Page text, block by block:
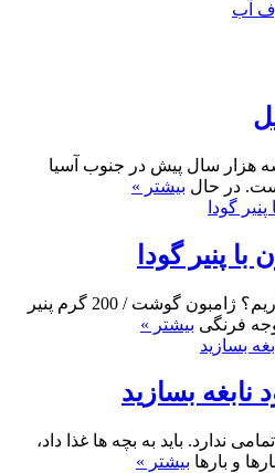
هزار سال پیش در جنوب آسیا
در حال بیشتر »
با پنیر گودا
چه موادی لازم داریم؟ ژامبون گوشت / 200 گرم پنیر
بیشتر »
نابغه بسازید
ندارد. باید به بچه ها غذا داد،
و بارها بیشتر »